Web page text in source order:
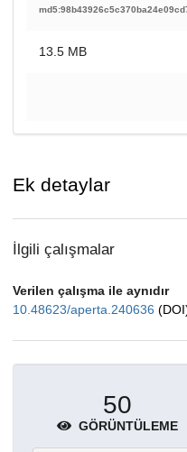
13.5 MB
Ek detaylar
İlgili çalışmalar
Verilen çalışma ile aynıdır
10.48623/aperta.240636
50
GÖRÜNTÜLEME